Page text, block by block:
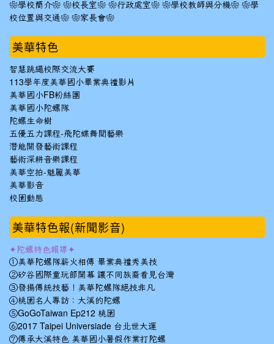
❀學校簡介❀ ❀校長室❀ ❀行政處室❀ ❀學校教師與分機❀ ❀學
校位置與交通❀ ❀家長會❀
美華特色
智慧跳繩校際交流大賽
113學年度美華國小畢業典禮影片
美華國小FB粉絲團
美華國小陀螺隊
陀螺生命樹
五優五力課程-飛陀蝶舞閱藝樂
潛能開發藝術課程
藝術深耕音樂課程
美華空拍-魅麗美華
美華影音
校園動態
美華特色報(新聞影音)
✦陀螺特色報導✦
①美華陀螺隊薪火相傳 畢業典禮秀美技
②矽谷國際童玩節開幕 讓不同族裔看見台灣
③發揚傳統技藝！美華陀螺隊絕技非凡
④桃園名人專訪：大溪的陀螺
⑤GoGoTaiwan Ep212 桃園
⑥2017 Taipei Universiade 台北世大運
⑦傳承大溪特色 美華國小暑假作業打陀螺